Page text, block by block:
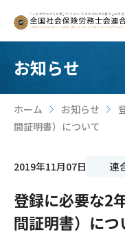
お知らせ
ホーム >
お知らせ >
間証明書）について
2019年11月07日 連
登録に必要な2
間証明書）につ